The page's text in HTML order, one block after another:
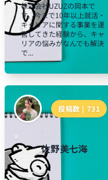
株式会社UZUZの岡本で
す。今まで10年以上就活・
キャリアに関する事業を運
営してきた経験から、キャ
リアの悩みがなんでも解決
で...
投稿数 | 731
佐野美七海